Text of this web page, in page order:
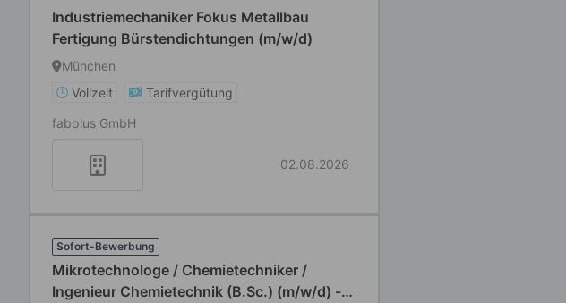
Industriemechaniker Fokus Metallbau
Fertigung Bürstendichtungen (m/w/d)
München
Vollzeit
Tarifvergütung
fabplus GmbH
02.08.2026
Sofort-Bewerbung
Mikrotechnologe / Chemietechniker /
Ingenieur Chemietechnik (B.Sc.) (m/w/d) -